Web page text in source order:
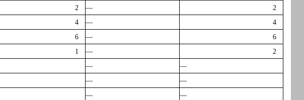
2 —
2
4 —
4
6 —
6
1 —
2
—
—
—
—
—
—